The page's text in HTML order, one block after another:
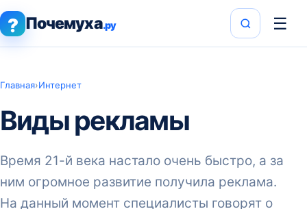
? Почемуха.ру ☰
Главная›Интернет
Виды рекламы
Время 21-й века настало очень быстро, а за
ним огромное развитие получила реклама.
На данный момент специалисты говорят о